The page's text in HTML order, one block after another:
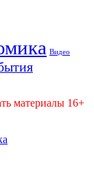
Видео
материалы 16+